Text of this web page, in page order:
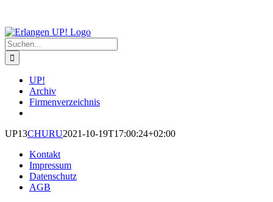
springen
Suche
nach:
UP!
Archiv
Firmenverzeichnis
UP13CHURU2021-10-19T17:00:24+02:00
Kontakt
Impressum
Datenschutz
AGB